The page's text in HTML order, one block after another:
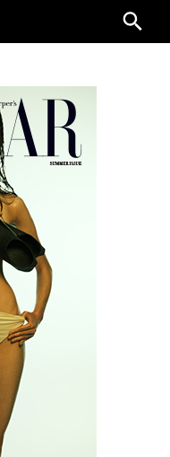
for: